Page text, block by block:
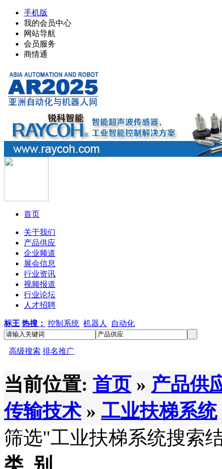
手机版
我的会员中心
网站导航
会员服务
商情通
首页
关于我们
产品供应
企业频道
展会信息
行业资讯
视频报道
行业论坛
人才招聘
标王 热搜： 控制系统 机器人 自动化
高级搜索 排名推广
当前位置: 首页 » 产品供
传输技术» 工业扶梯系统
筛选"工业扶梯系统搜索
类 别